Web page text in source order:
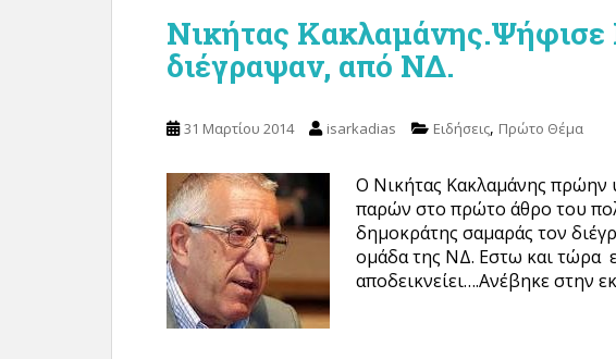
Νικήτας
διέγραψαν, από ΝΔ.
31 Μαρτίου 2014 isarkadias Ειδήσεις, Πρώτο Θέμα
Ο Νικήτας Κακλαμάνης πρώην
παρών στο πρώτο άθρο του
δημοκράτης σαμαράς τον
ομάδα της ΝΔ. Εστω και τώρα
αποδεικνείει….Ανέβηκε στην